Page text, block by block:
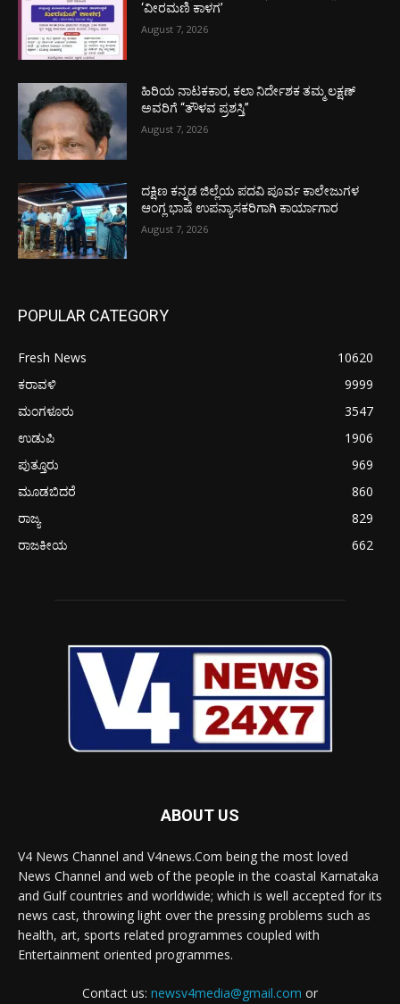
‘ವೀರಮಣಿ ಕಾಳಗ’
August 7, 2026
ಹಿರಿಯ ನಾಟಕಕಾರ, ಕಲಾ ನಿರ್ದೇಶಕ ತಮ್ಮ ಲಕ್ಷಣ್
ಅವರಿಗೆ “ತೌಳವ ಪ್ರಶಸ್ತಿ”
August 7, 2026
ದಕ್ಷಿಣ ಕನ್ನಡ ಜಿಲ್ಲೆಯ ಪದವಿ ಪೂರ್ವ ಕಾಲೇಜುಗಳ
ಆಂಗ್ಲ ಭಾಷೆ ಉಪನ್ಯಾಸಕರಿಗಾಗಿ ಕಾರ್ಯಾಗಾರ
August 7, 2026
POPULAR CATEGORY
Fresh News
10620
ಕರಾವಳಿ
9999
ಮಂಗಳೂರು
3547
ಉಡುಪಿ
1906
ಪುತ್ತೂರು
969
ಮೂಡಬಿದರೆ
860
ರಾಜ್ಯ
829
ರಾಜಕೀಯ
662
ABOUT US
V4 News Channel and V4news.Com being the most loved
News Channel and web of the people in the coastal Karnataka
and Gulf countries and worldwide; which is well accepted for its
news cast, throwing light over the pressing problems such as
health, art, sports related programmes coupled with
Entertainment oriented programmes.
Contact us: newsv4media@gmail.com or